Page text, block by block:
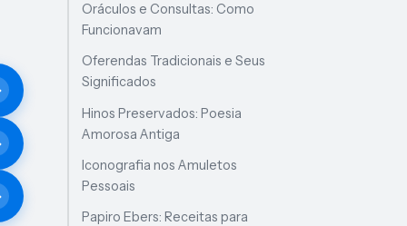
Oráculos e Consultas: Como
Funcionavam
Oferendas Tradicionais e Seus
Significados
Hinos Preservados: Poesia
Amorosa Antiga
Iconografia nos Amuletos
Pessoais
Papiro Ebers: Receitas para